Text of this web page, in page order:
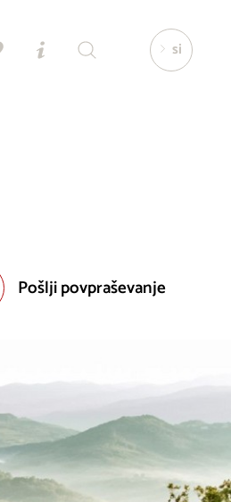
si
Pošlji povpraševanje